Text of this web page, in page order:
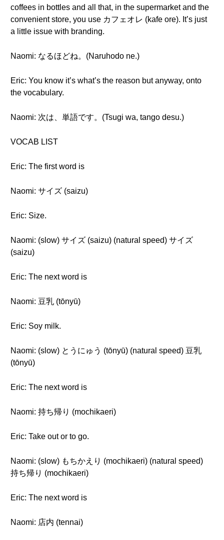
coffees in bottles and all that, in the supermarket and the
convenient store, you use カフェオレ (kafe ore). It’s just
a little issue with branding.
Naomi: なるほどね。(Naruhodo ne.)
Eric: You know it’s what’s the reason but anyway, onto
the vocabulary.
Naomi: 次は、単語です。(Tsugi wa, tango desu.)
VOCAB LIST
Eric: The first word is
Naomi: サイズ (saizu)
Eric: Size.
Naomi: (slow) サイズ (saizu) (natural speed) サイズ
(saizu)
Eric: The next word is
Naomi: 豆乳 (tōnyū)
Eric: Soy milk.
Naomi: (slow) とうにゅう (tōnyū) (natural speed) 豆乳
(tōnyū)
Eric: The next word is
Naomi: 持ち帰り (mochikaeri)
Eric: Take out or to go.
Naomi: (slow) もちかえり (mochikaeri) (natural speed)
持ち帰り (mochikaeri)
Eric: The next word is
Naomi: 店内 (tennai)